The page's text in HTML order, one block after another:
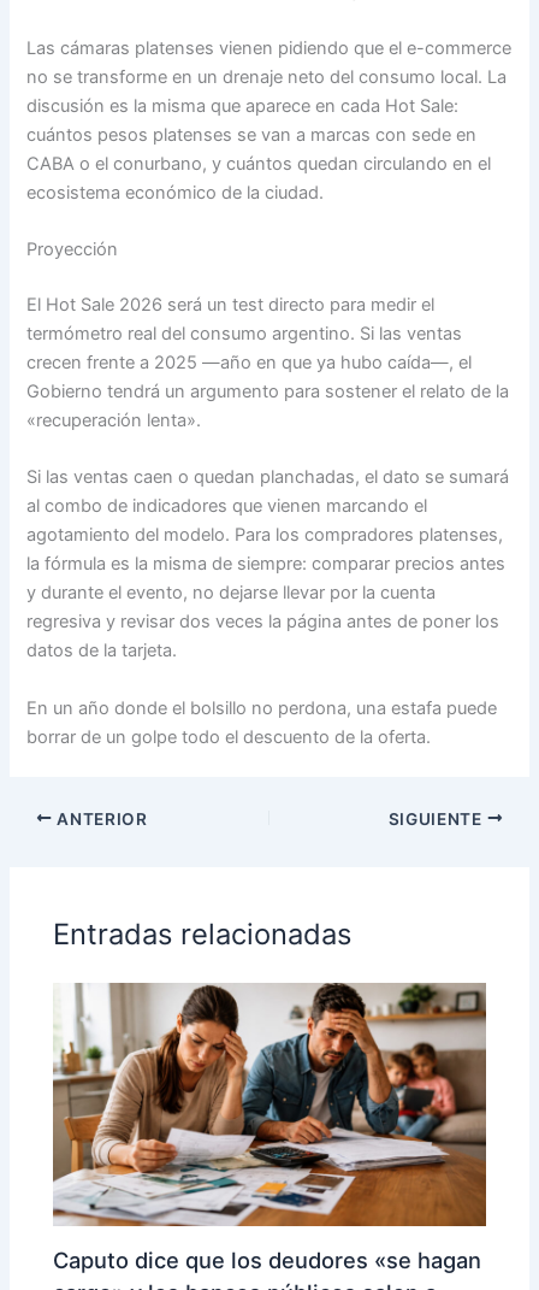
Las cámaras platenses vienen pidiendo que el e-commerce
no se transforme en un drenaje neto del consumo local. La
discusión es la misma que aparece en cada Hot Sale:
cuántos pesos platenses se van a marcas con sede en
CABA o el conurbano, y cuántos quedan circulando en el
ecosistema económico de la ciudad.
Proyección
El Hot Sale 2026 será un test directo para medir el
termómetro real del consumo argentino. Si las ventas
crecen frente a 2025 —año en que ya hubo caída—, el
Gobierno tendrá un argumento para sostener el relato de la
«recuperación lenta».
Si las ventas caen o quedan planchadas, el dato se sumará
al combo de indicadores que vienen marcando el
agotamiento del modelo. Para los compradores platenses,
la fórmula es la misma de siempre: comparar precios antes
y durante el evento, no dejarse llevar por la cuenta
regresiva y revisar dos veces la página antes de poner los
datos de la tarjeta.
En un año donde el bolsillo no perdona, una estafa puede
borrar de un golpe todo el descuento de la oferta.
ANTERIOR SIGUIENTE
Entradas relacionadas
Caputo dice que los deudores «se hagan